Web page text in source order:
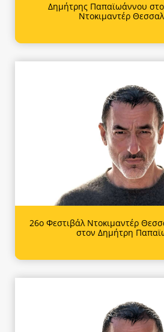
Δημήτρης Παπαϊωάννου
Ντοκιμαντέρ
26ο Φεστιβάλ Ντοκιμαντέρ
στον Δημήτρη